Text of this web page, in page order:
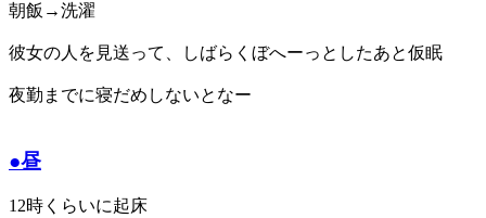
朝飯→洗濯
彼女の人を見送って、しばらくぼへーっとしたあと仮眠
夜勤までに寝だめしないとなー
●昼
12時くらいに起床